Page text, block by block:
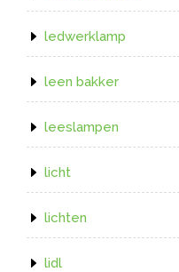
ledwerklamp
leen bakker
leeslampen
licht
lichten
lidl